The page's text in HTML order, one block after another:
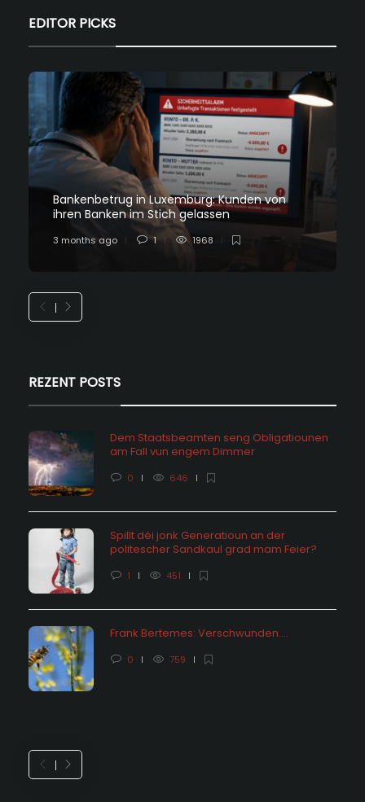
EDITOR PICKS
Bankenbetrug in Luxemburg: Kunden von
ihren Banken im Stich gelassen
3 months ago 1 1968
REZENT POSTS
Dem Staatsbeamten seng Obligatiounen
am Fall vun engem Dimmer
0 646
Spillt déi jonk Generatioun an der
politescher Sandkaul grad mam Feier?
1 451
Frank Bertemes: Verschwunden….
0 759